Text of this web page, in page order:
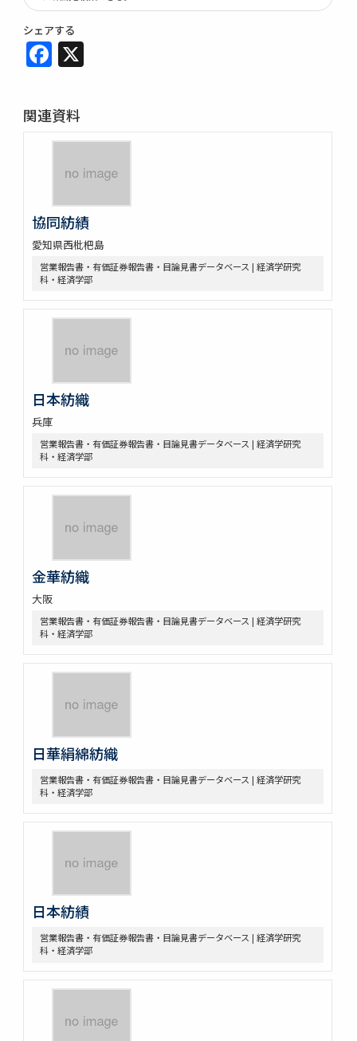
シェアする
Facebook
関連資料
協同紡績
愛知県西枇杷島
営業報告書・有価証券報告書・目論見書データベース | 経済学研究
科・経済学部
日本紡織
兵庫
営業報告書・有価証券報告書・目論見書データベース | 経済学研究
科・経済学部
金華紡織
大阪
営業報告書・有価証券報告書・目論見書データベース | 経済学研究
科・経済学部
日華絹綿紡織
営業報告書・有価証券報告書・目論見書データベース | 経済学研究
科・経済学部
日本紡績
営業報告書・有価証券報告書・目論見書データベース | 経済学研究
科・経済学部